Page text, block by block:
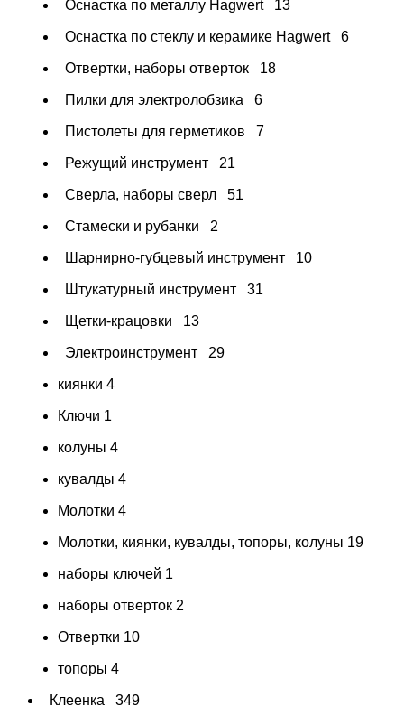
Оснастка по металлу Hagwert 13
Оснастка по стеклу и керамике Hagwert 6
Отвертки, наборы отверток 18
Пилки для электролобзика 6
Пистолеты для герметиков 7
Режущий инструмент 21
Сверла, наборы сверл 51
Стамески и рубанки 2
Шарнирно-губцевый инструмент 10
Штукатурный инструмент 31
Щетки-крацовки 13
Электроинструмент 29
киянки 4
Ключи 1
колуны 4
кувалды 4
Молотки 4
Молотки, киянки, кувалды, топоры, колуны 19
наборы ключей 1
наборы отверток 2
Отвертки 10
топоры 4
Клеенка 349